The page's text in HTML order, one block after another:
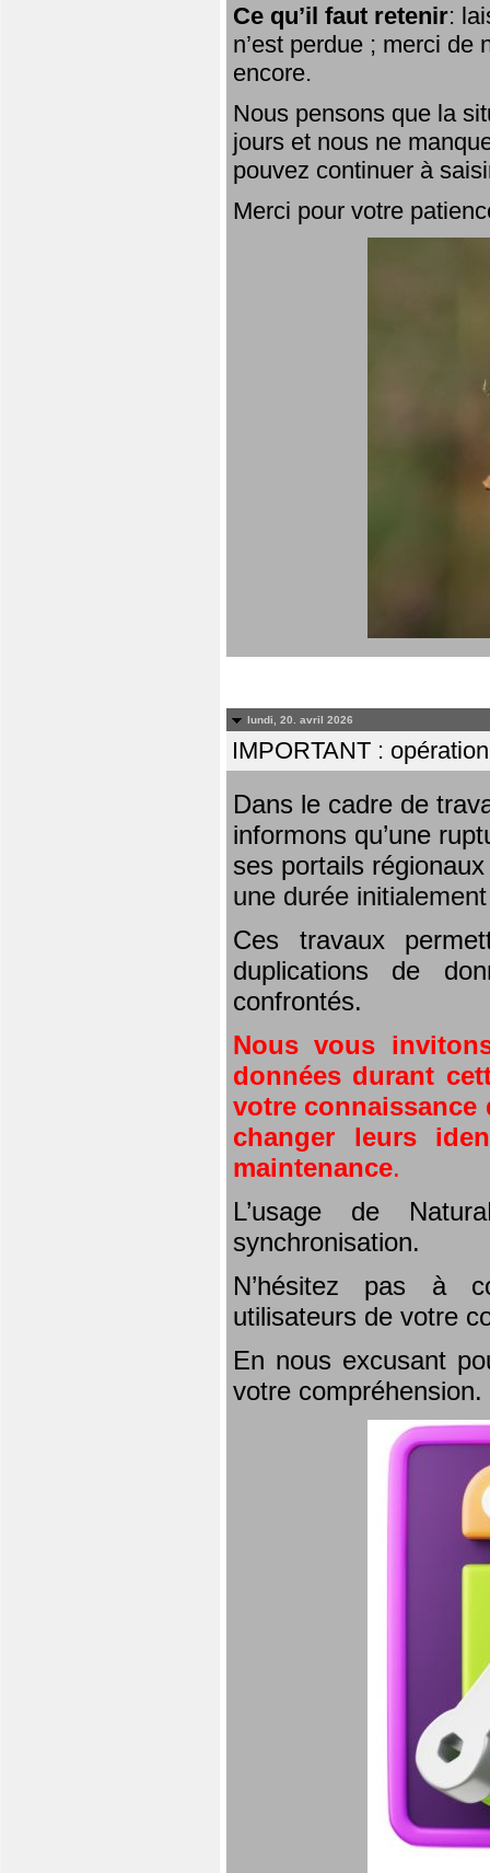
Ce qu’il faut retenir:
n’est perdue ; merci de
encore.
Nous pensons que la
jours et nous ne
pouvez continuer à
Merci pour votre
lundi, 20. avril 2026
IMPORTANT :
Dans le cadre de
informons qu’une
ses portails
une durée
Ces travaux
duplications de
confrontés.
Nous vous
données durant
votre connaissance
changer leurs
maintenance.
L’usage de
synchronisation.
N’hésitez pas à
utilisateurs de votre
En nous excusant
votre compréhension.